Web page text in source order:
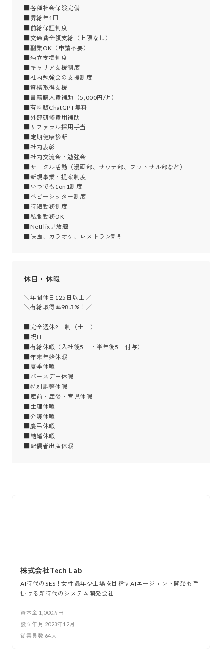
■各種社会保険完備
■昇給年1回
■前給保証制度
■交通費全額支給（上限なし）
■副業OK（申請不要）
■独立支援制度
■キャリア支援制度
■社内勉強会の支援制度
■資格取得支援
■書籍購入費補助（5,000円/月）
■有料版ChatGPT無料
■外部研修費用補助
■リファラル採用手当
■定期健康診断
■社内表彰
■社内交流会・勉強会
■サークル活動（漫画部、サウナ部、フットサル部など）
■新規事業・提案制度
■いつでも1on1制度
■ベビーシッター制度
■時短勤務制度
■私服勤務OK
■Netflix見放題
■映画、カラオケ、レストラン割引
休日・休暇
＼年間休日125日以上／
＼有給取得率98.3%！／
■完全週休2日制（土日）
■祝日
■有給休暇（入社後5日・半年後5日付与）
■年末年始休暇
■夏季休暇
■バースデー休暇
■特別調整休暇
■産前・産後・育児休暇
■生理休暇
■介護休暇
■慶弔休暇
■結婚休暇
■配偶者出産休暇
株式会社Tech Lab
AI時代のSES！女性最年少上場を目指すAIエージェント開発も手
掛ける新時代のシステム開発会社
資本金 1,000万円
設立年月 2023年12月
従業員数 64 人